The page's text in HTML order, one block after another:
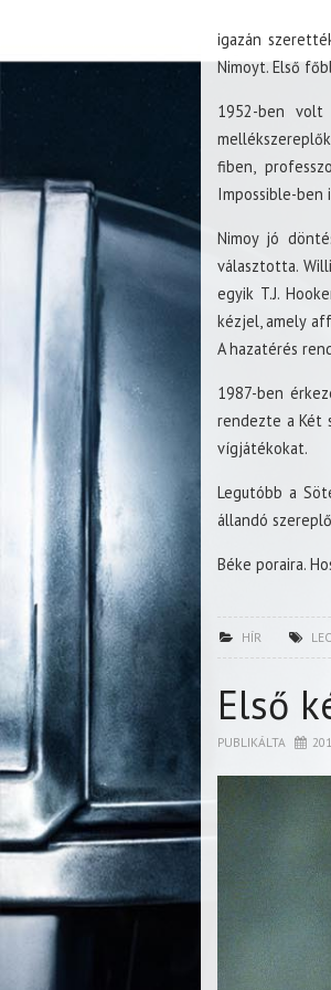
igazán
Nimoyt. Első
1952-ben
fiben,
Impossible-ben
Nimoy jó
választotta.
egyik T.J.
kézjel, amely
A hazatérés
1987-ben
rendezte a Két
vígjátékokat.
Legutóbb a
állandó
Béke poraira.
HÍR
Első
PUBLIKÁLTA